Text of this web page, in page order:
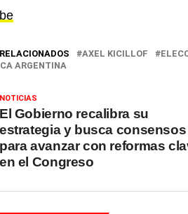
AXEL KICILLOF
ARGENTINA
NOTICIAS
El Gobierno recalibra su
estrategia y busca consensos
para avanzar con reformas
en el Congreso